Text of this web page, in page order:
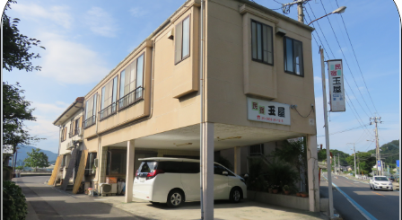
บทความเด่น
รายการ
คำแนะนำ
ศิลปะ
งานอีเว้นท์ / เทศกาล
อาหารรสเลิศ / สุรา
คอร์สตัวอย่าง
รายการ
คู่มือ Dive! Hiroshima
ฮิโรชิม่า โมชิ โมชิ ทราเวล
จุดหมายปลายทาง
รายการ
บริเวณรอบเมืองฮิโรชิม่า
อีเว้นท์